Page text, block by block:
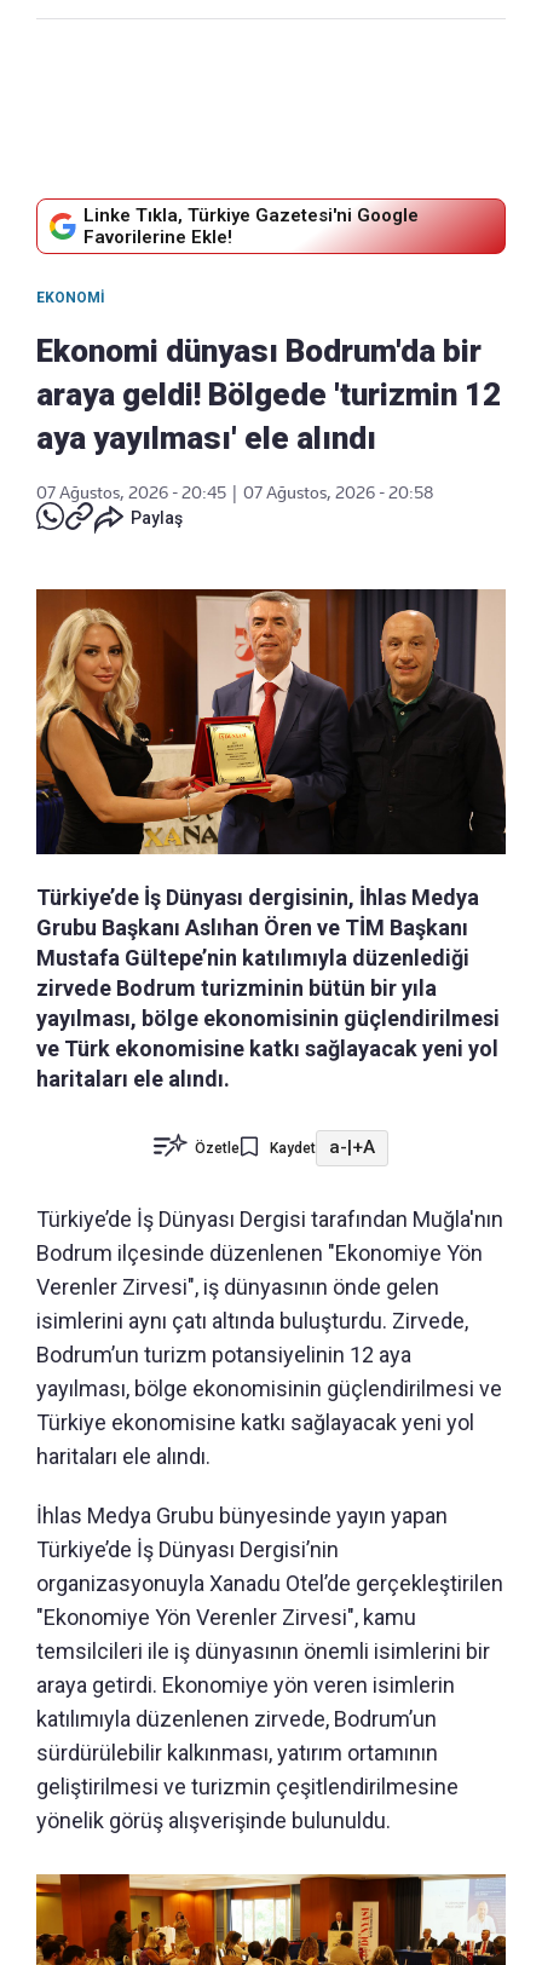
Linke Tıkla, Türkiye Gazetesi'ni Google
Favorilerine Ekle!
EKONOMI
Ekonomi dünyası Bodrum'da bir
araya geldi! Bölgede 'turizmin 12
aya yayılması' ele alındı
07 Ağustos, 2026 - 20:45
07 Ağustos, 2026 - 20:58
Paylaş
Türkiye’de İş Dünyası dergisinin, İhlas Medya
Grubu Başkanı Aslıhan Ören ve TİM Başkanı
Mustafa Gültepe’nin katılımıyla düzenlediği
zirvede Bodrum turizminin bütün bir yıla
yayılması, bölge ekonomisinin güçlendirilmesi
ve Türk ekonomisine katkı sağlayacak yeni yol
haritaları ele alındı.
Özetle Kaydet a-|+A
Türkiye’de İş Dünyası Dergisi tarafından Muğla'nın
Bodrum ilçesinde düzenlenen "Ekonomiye Yön
Verenler Zirvesi", iş dünyasının önde gelen
isimlerini aynı çatı altında buluşturdu. Zirvede,
Bodrum’un turizm potansiyelinin 12 aya
yayılması, bölge ekonomisinin güçlendirilmesi ve
Türkiye ekonomisine katkı sağlayacak yeni yol
haritaları ele alındı.
İhlas Medya Grubu bünyesinde yayın yapan
Türkiye’de İş Dünyası Dergisi’nin
organizasyonuyla Xanadu Otel’de gerçekleştirilen
"Ekonomiye Yön Verenler Zirvesi", kamu
temsilcileri ile iş dünyasının önemli isimlerini bir
araya getirdi. Ekonomiye yön veren isimlerin
katılımıyla düzenlenen zirvede, Bodrum’un
sürdürülebilir kalkınması, yatırım ortamının
geliştirilmesi ve turizmin çeşitlendirilmesine
yönelik görüş alışverişinde bulunuldu.